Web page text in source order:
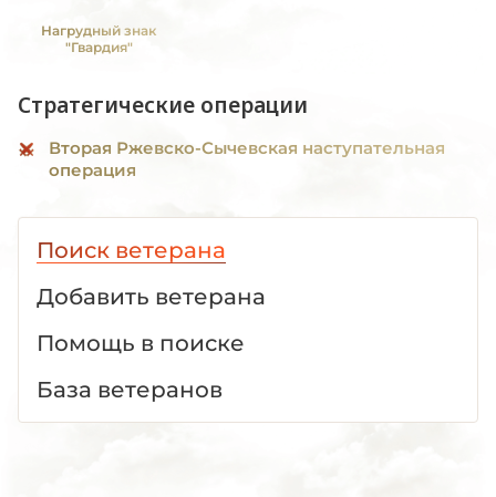
Нагрудный знак
"Гвардия"
Стратегические операции
Вторая Ржевско-Сычевская наступательная
операция
Поиск ветерана
Добавить ветерана
Помощь в поиске
База ветеранов